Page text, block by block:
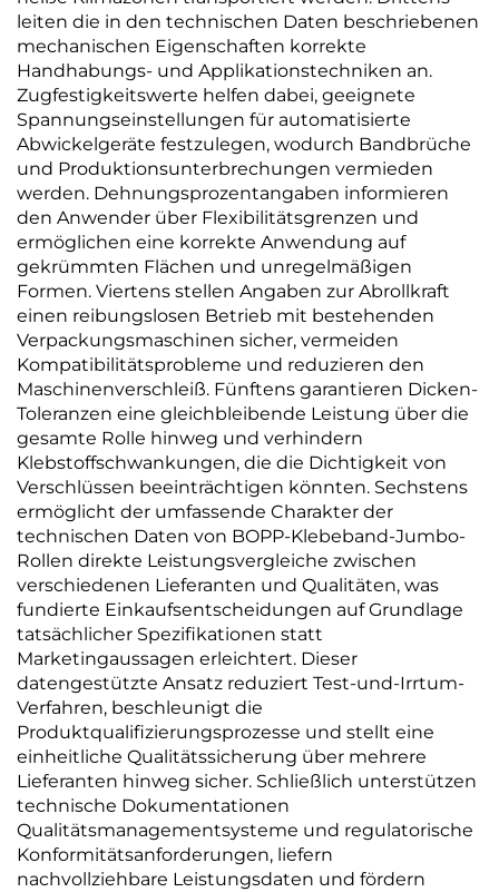
leiten die in den technischen Daten beschriebenen
mechanischen Eigenschaften korrekte
Handhabungs- und Applikationstechniken an.
Zugfestigkeitswerte helfen dabei, geeignete
Spannungseinstellungen für automatisierte
Abwickelgeräte festzulegen, wodurch Bandbrüche
und Produktionsunterbrechungen vermieden
werden. Dehnungsprozentangaben informieren
den Anwender über Flexibilitätsgrenzen und
ermöglichen eine korrekte Anwendung auf
gekrümmten Flächen und unregelmäßigen
Formen. Viertens stellen Angaben zur Abrollkraft
einen reibungslosen Betrieb mit bestehenden
Verpackungsmaschinen sicher, vermeiden
Kompatibilitätsprobleme und reduzieren den
Maschinenverschleiß. Fünftens garantieren Dicken-
Toleranzen eine gleichbleibende Leistung über die
gesamte Rolle hinweg und verhindern
Klebstoffschwankungen, die die Dichtigkeit von
Verschlüssen beeinträchtigen könnten. Sechstens
ermöglicht der umfassende Charakter der
technischen Daten von BOPP-Klebeband-Jumbo-
Rollen direkte Leistungsvergleiche zwischen
verschiedenen Lieferanten und Qualitäten, was
fundierte Einkaufsentscheidungen auf Grundlage
tatsächlicher Spezifikationen statt
Marketingaussagen erleichtert. Dieser
datengestützte Ansatz reduziert Test-und-Irrtum-
Verfahren, beschleunigt die
Produktqualifizierungsprozesse und stellt eine
einheitliche Qualitätssicherung über mehrere
Lieferanten hinweg sicher. Schließlich unterstützen
technische Dokumentationen
Qualitätsmanagementsysteme und regulatorische
Konformitätsanforderungen, liefern
nachvollziehbare Leistungsdaten und fördern